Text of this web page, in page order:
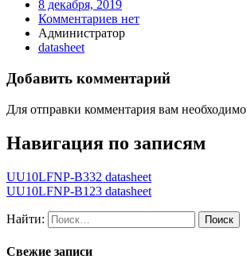
8 декабря, 2019
Комментариев нет
Администратор
datasheet
Добавить комментарий
Для отправки комментария вам необходимо
Навигация по записям
UU10LFNP-B332 datasheet
UU10LFNP-B123 datasheet
Найти:
Свежие записи